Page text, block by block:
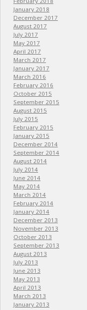
January 2018
December 2017
August 2017
July 2017
May 2017
April 2017
March 2017
January 2017
March 2016
February 2016
October 2015
September 2015
August 2015
July 2015
February 2015
January 2015
December 2014
September 2014
August 2014
July 2014
June 2014
May 2014
March 2014
February 2014
January 2014
December 2013
November 2013
October 2013
September 2013
August 2013
July 2013
June 2013
May 2013
April 2013
March 2013
January 2013